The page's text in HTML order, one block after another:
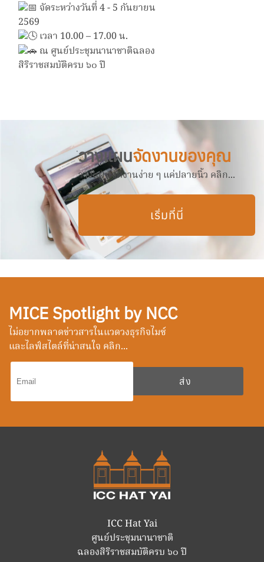
จัดระหว่างวันที่ 4 - 5 กันยายน
2569
เวลา 10.00 – 17.00 น.
ณ ศูนย์ประชุมนานาชาติฉลอง
สิริราชสมบัติครบ ๖๐ ปี
วางแผนจัดงานของคุณ
วางแผนจัดงานง่าย ๆ แค่ปลายนิ้ว คลิก...
เริ่มที่นี่
MICE Spotlight by NCC
ไม่อยากพลาดข่าวสารในแวดวงธุรกิจไมซ์
และไลฟ์สไตล์ที่น่าสนใจ คลิก...
ICC Hat Yai
ศูนย์ประชุมนานาชาติ
ฉลองสิริราชสมบัติครบ ๖๐ ปี